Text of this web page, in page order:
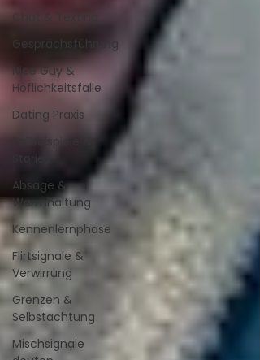
Chat & Texting
Gesprächsführung
Nice Guy &
Höflichkeitsfalle
Dating Praxis
Fallbeispiele &
Absage &
Warmhaltung
Kennenlernphase
Flirtsignale &
Verwirrung
Grenzen &
Selbstachtung
Mischsignale